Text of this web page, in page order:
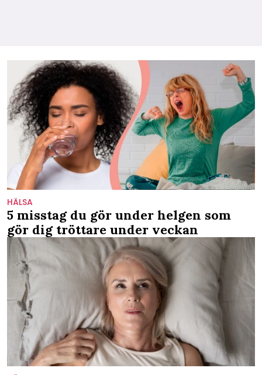
HÄLSA
5 misstag du gör under helgen som
gör dig tröttare under veckan